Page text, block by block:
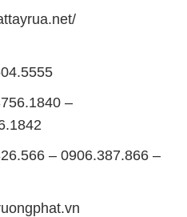
–
– 0906.387.866 –